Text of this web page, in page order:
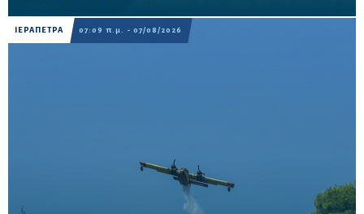
ΙΕΡΑΠΕΤΡΑ 07:09 π.μ. - 07/08/2026